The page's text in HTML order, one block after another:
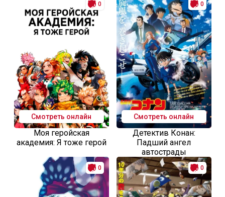
0
Смотреть онлайн
Моя геройская
академия: Я тоже герой
0
Смотреть онлайн
Детектив Конан:
Падший ангел
автострады
0 0